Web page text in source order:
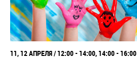
11, 12 АПРЕЛЯ / 12:00 - 14:00, 14:00 - 16:00